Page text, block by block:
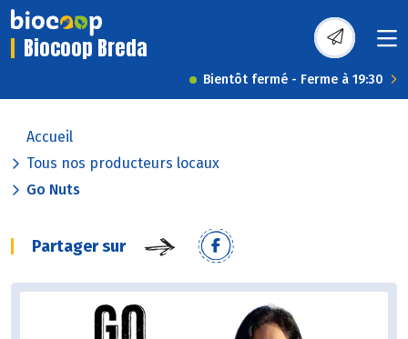
Biocoop Breda
Bientôt fermé - Ferme à 19:30
Accueil
Tous nos producteurs locaux
Go Nuts
Partager sur